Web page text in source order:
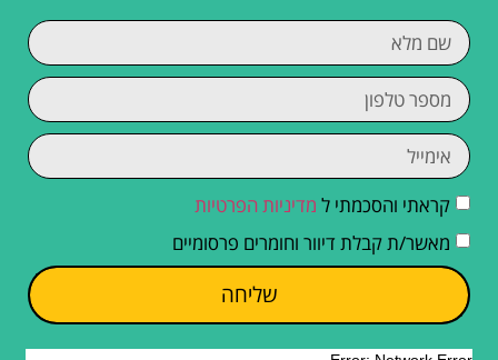
קראתי והסכמתי ל מדיניות הפרטיות
מאשר/ת קבלת דיוור וחומרים פרסומיים
שליחה